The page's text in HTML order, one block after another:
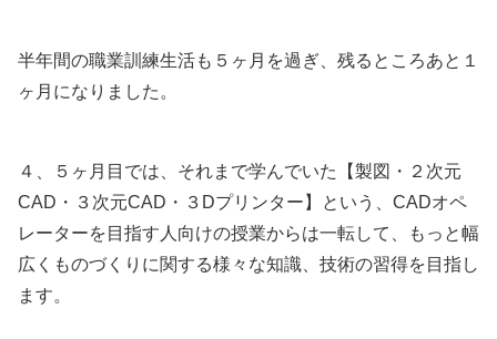
半年間の職業訓練生活も５ヶ月を過ぎ、残るところあと１
ヶ月になりました。
４、５ヶ月目では、それまで学んでいた【製図・２次元
CAD・３次元CAD・３Dプリンター】という、CADオペ
レーターを目指す人向けの授業からは一転して、もっと幅
広くものづくりに関する様々な知識、技術の習得を目指し
ます。